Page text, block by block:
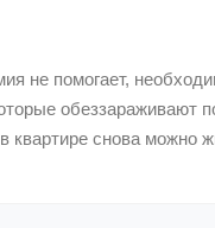
не помогает,
обеззараживают
квартире снова можно